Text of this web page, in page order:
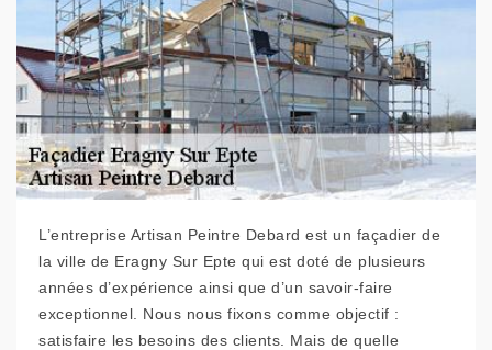
L’entreprise Artisan Peintre Debard est un façadier de
la ville de Eragny Sur Epte qui est doté de plusieurs
années d’expérience ainsi que d’un savoir-faire
exceptionnel. Nous nous fixons comme objectif :
satisfaire les besoins des clients. Mais de quelle